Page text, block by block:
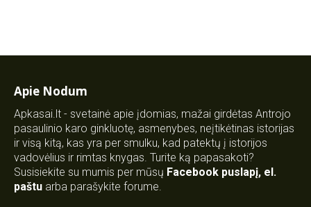
Apie Nodum
Apkasai.lt - svetainė apie įdomias, mažai girdėtas Antrojo
pasaulinio karo ginkluotę, asmenybes, neįtikėtinas istorijas
ir visą kitą, kas yra per smulku, kad patektų į istorijos
vadovėlius ir rimtas knygas. Turite ką papasakoti?
Susisiekite su mumis per mūsų Facebook puslapį, el.
paštu arba parašykite forume.